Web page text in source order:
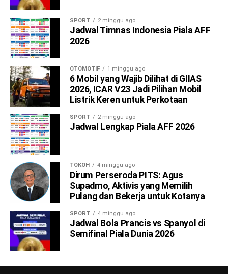
SPORT 2 minggu ago
Jadwal Timnas Indonesia Piala AFF
2026
OTOMOTIF 1 minggu ago
6 Mobil yang Wajib Dilihat di GIIAS
2026, ICAR V23 Jadi Pilihan Mobil
Listrik Keren untuk Perkotaan
SPORT 2 minggu ago
Jadwal Lengkap Piala AFF 2026
TOKOH 4 minggu ago
Dirum Perseroda PITS: Agus
Supadmo, Aktivis yang Memilih
Pulang dan Bekerja untuk Kotanya
SPORT 4 minggu ago
Jadwal Bola Prancis vs Spanyol di
Semifinal Piala Dunia 2026